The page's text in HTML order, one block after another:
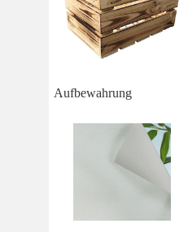
Aufbewahrung